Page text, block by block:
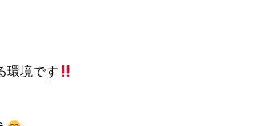
環境です